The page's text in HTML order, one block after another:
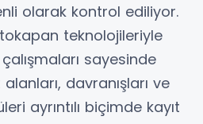
olarak kontrol ediliyor.
teknolojileriyle
sayesinde
davranışları ve
ayrıntılı biçimde kayıt